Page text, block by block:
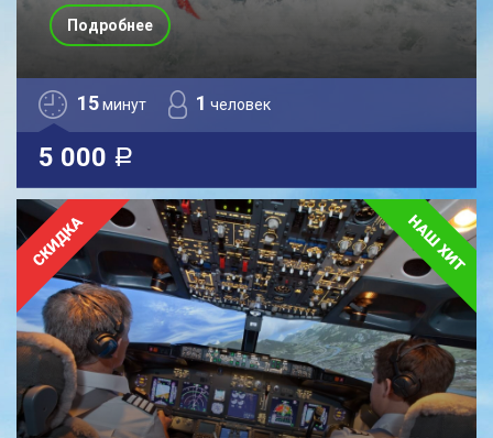
15минут 1 человек
5 000 a
Подробнее